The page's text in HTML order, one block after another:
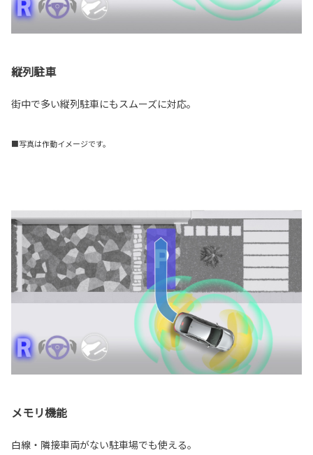
縦列駐車
街中で多い縦列駐車にもスムーズに対応。
■写真は作動イメージです。
メモリ機能
白線・隣接車両がない駐車場でも使える。